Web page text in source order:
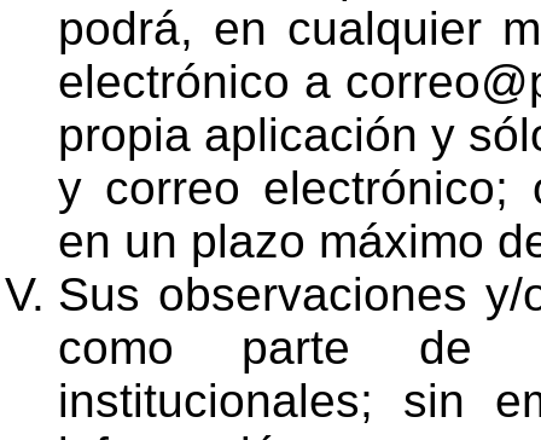
podrá, en cualquier
electrónico a
propia aplicación y
y correo electrónico;
en un plazo máximo
Sus observaciones
como parte de
institucionales; sin